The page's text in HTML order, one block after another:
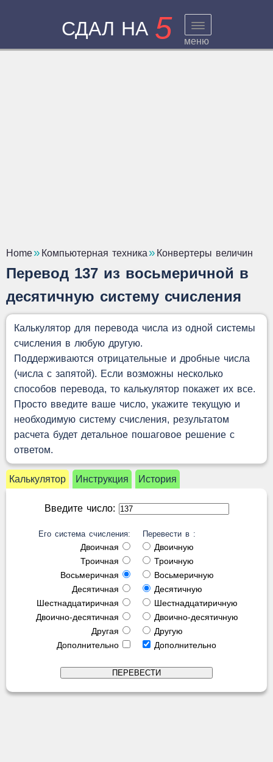
СДАЛ НА 5 меню
Home Компьютерная техника Конвертеры величин
Перевод 137 из восьмеричной в
десятичную систему счисления
Калькулятор для перевода числа из одной системы
счисления в любую другую.
Поддерживаются отрицательные и дробные числа
(числа с запятой). Если возможны несколько
способов перевода, то калькулятор покажет их все.
Просто введите ваше число, укажите текущую и
необходимую систему счисления, результатом
расчета будет детальное пошаговое решение с
ответом.
Калькулятор Инструкция История
Введите число:
Его система счисления:
Двоичная
Троичная
Восьмеричная
Десятичная
Шестнадцатиричная
Двоично-десятичная
Другая
Дополнительно
Перевести в :
Двоичную
Троичную
Восьмеричную
Десятичную
Шестнадцатиричную
Двоично-десятичную
Другую
Дополнительно